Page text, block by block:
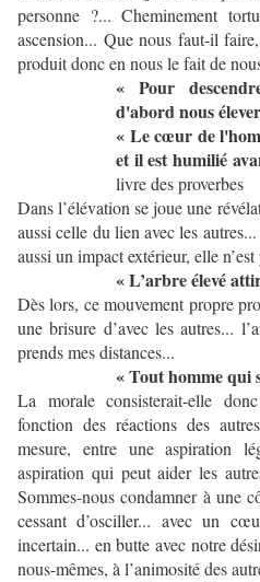
personne ?... Cheminement
ascension... Que nous faut-il
produit donc en nous le fait de
« Pour
d'abord nous
« Le cœur de
et il est humilié
livre des proverbes
Dans l’élévation se joue une
aussi celle du lien avec les
aussi un impact extérieur, elle
« L’arbre élevé
Dès lors, ce mouvement propre
une brisure d’avec les autres...
prends mes distances...
« Tout homme qui
La morale consisterait-elle
fonction des réactions des
mesure, entre une aspiration
aspiration qui peut aider les
Sommes-nous condamner à une
cessant d’osciller... avec un
incertain... en butte avec notre
nous-mêmes, à l’animosité des